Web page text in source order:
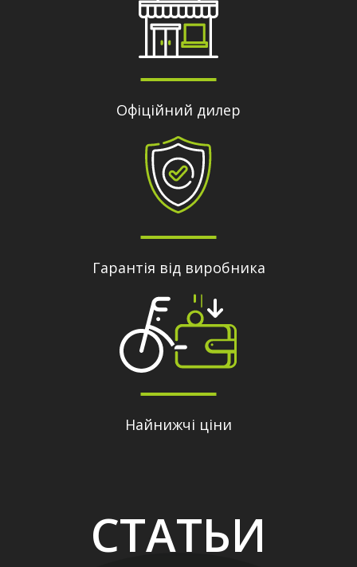
Офіційний дилер
Гарантія від виробника
Найнижчі ціни
СТАТЬИ